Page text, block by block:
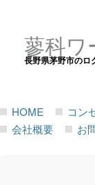
蓼科ワ
長野県茅野市のロ
HOME コン
会社概要
お